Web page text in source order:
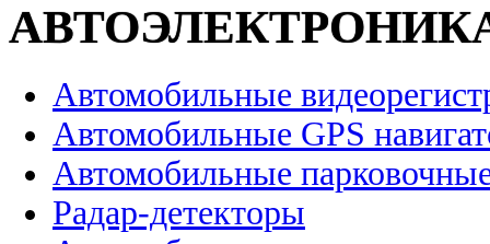
Автомобильные
Автомобильные GPS
Автомобильные
Радар-детекторы